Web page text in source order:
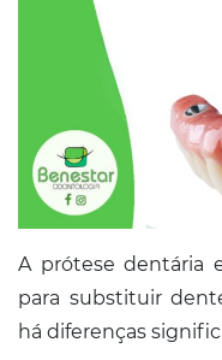
A prótese dentária
para substituir
há diferenças